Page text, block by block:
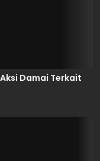
Damai Terkait